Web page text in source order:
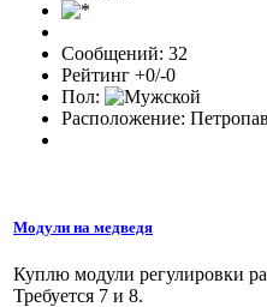
Сообщений: 32
Рейтинг +0/-0
Пол:
Расположение:
Модули на медведя
Куплю модули регулировки
Требуется 7 и 8.